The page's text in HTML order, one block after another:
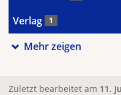
Verlag 1
Mehr zeigen
Zuletzt bearbeitet am 11.